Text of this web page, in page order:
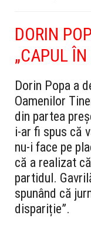
DORIN
„CAPUL ÎN
Dorin Popa a
Oamenilor
din partea
i-ar fi spus că
nu-i face pe
că a realizat
partidul.
spunând că
dispariție”.